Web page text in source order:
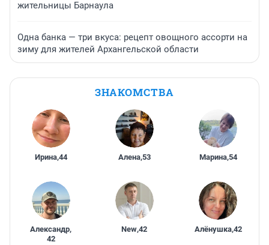
жительницы Барнаула
Одна банка — три вкуса: рецепт овощного ассорти на
зиму для жителей Архангельской области
ЗНАКОМСТВА
Ирина,44 Алена,53 Марина,54
Александр,
42
New,42 Алёнушка,42